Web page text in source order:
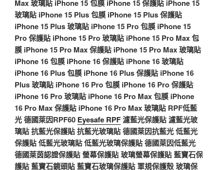
Max 玻璃貼 iPhone 15 包膜 iPhone 15 保護貼 iPhone 15
玻璃貼 iPhone 15 Plus 包膜 iPhone 15 Plus 保護貼
iPhone 15 Plus 玻璃貼 iPhone 15 Pro 包膜 iPhone 15
Pro 保護貼 iPhone 15 Pro 玻璃貼 iPhone 15 Pro Max 包
膜 iPhone 15 Pro Max 保護貼 iPhone 15 Pro Max 玻璃貼
iPhone 16 包膜 iPhone 16 保護貼 iPhone 16 玻璃貼
iPhone 16 Plus 包膜 iPhone 16 Plus 保護貼 iPhone 16
Plus 玻璃貼 iPhone 16 Pro 包膜 iPhone 16 Pro 保護貼
iPhone 16 Pro 玻璃貼 iPhone 16 Pro Max 包膜 iPhone
16 Pro Max 保護貼 iPhone 16 Pro Max 玻璃貼 RPF低藍
光德國萊因RPF60 Eyesafe RPF濾藍光保護貼濾藍光玻
璃貼抗藍光保護貼抗藍光玻璃貼德國萊因抗藍光低藍光
保護貼低藍光玻璃貼低藍光玻璃保護貼德國萊因低藍光
德國萊茵認證保護貼螢幕保護貼玻璃螢幕保護貼藍寶石保
護貼藍寶石鏡頭貼藍寶石玻璃保護貼 軍規保護殼玻璃保